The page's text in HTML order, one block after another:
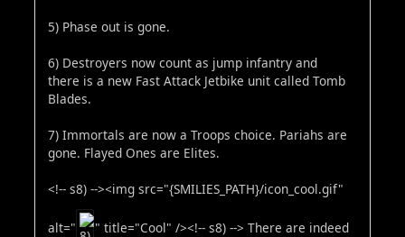
5) Phase out is gone.
6) Destroyers now count as jump infantry and
there is a new Fast Attack Jetbike unit called Tomb
Blades.
7) Immortals are now a Troops choice. Pariahs are
gone. Flayed Ones are Elites.
<!-- s8) --><img src="{SMILIES_PATH}/icon_cool.gif"
alt=" " title="Cool" /><!-- s8) --> There are indeed